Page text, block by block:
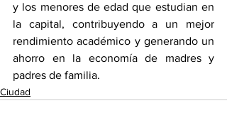
y los menores de edad que estudian en
la capital, contribuyendo a un mejor
rendimiento académico y generando un
ahorro en la economía de madres y
padres de familia.
Ciudad